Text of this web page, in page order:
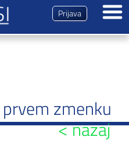
Prijava
zmenku
< nazaj